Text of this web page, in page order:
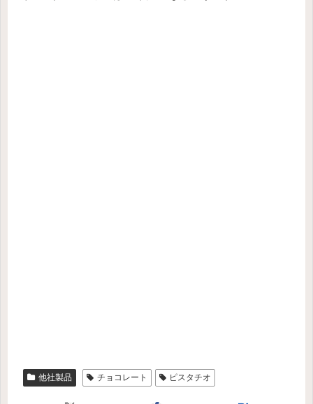
他社製品 チョコレート ピスタチオ